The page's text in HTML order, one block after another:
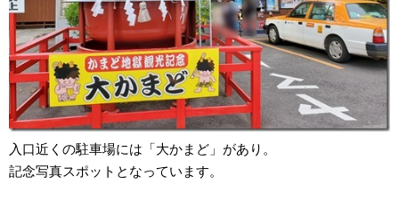
入口近くの駐車場には「大かまど」があり。
記念写真スポットとなっています。